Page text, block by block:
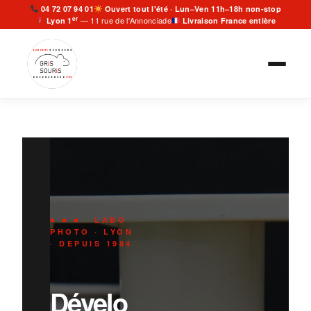
04 72 07 94 01
Ouvert tout l'été · Lun–Ven 11h–18h non-stop
Lyon 1er — 11 rue de l'Annonciade Livraison France entière
au
contenu
■ ■ ■ LABO
PHOTO · LYON
· DEPUIS 1984
Dévelo